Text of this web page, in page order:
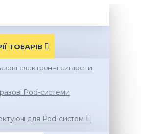
ТОВАРIВ
електронні сигарети
Pod-системи
для Pod-систем